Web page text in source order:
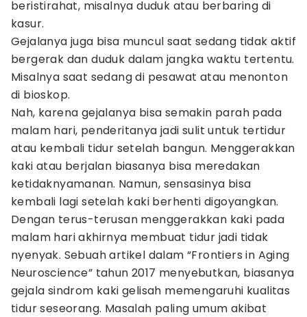
beristirahat, misalnya duduk atau berbaring di
kasur.
Gejalanya juga bisa muncul saat sedang tidak aktif
bergerak dan duduk dalam jangka waktu tertentu.
Misalnya saat sedang di pesawat atau menonton
di bioskop.
Nah, karena gejalanya bisa semakin parah pada
malam hari, penderitanya jadi sulit untuk tertidur
atau kembali tidur setelah bangun. Menggerakkan
kaki atau berjalan biasanya bisa meredakan
ketidaknyamanan. Namun, sensasinya bisa
kembali lagi setelah kaki berhenti digoyangkan.
Dengan terus-terusan menggerakkan kaki pada
malam hari akhirnya membuat tidur jadi tidak
nyenyak. Sebuah artikel dalam “Frontiers in Aging
Neuroscience” tahun 2017 menyebutkan, biasanya
gejala sindrom kaki gelisah memengaruhi kualitas
tidur seseorang. Masalah paling umum akibat